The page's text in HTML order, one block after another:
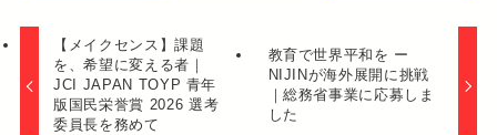
【メイクセンス】課題
を、希望に変える者｜
JCI JAPAN TOYP 青年
版国民栄誉賞 2026 選考
委員長を務めて
教育で世界平和を ー
NIJINが海外展開に挑戦
｜総務省事業に応募しま
した